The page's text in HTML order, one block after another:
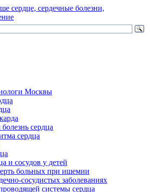
Москвы
сердца
сердца
и сосудов у детей
больных при ишемии
сосудистых заболеваниях
системы сердца